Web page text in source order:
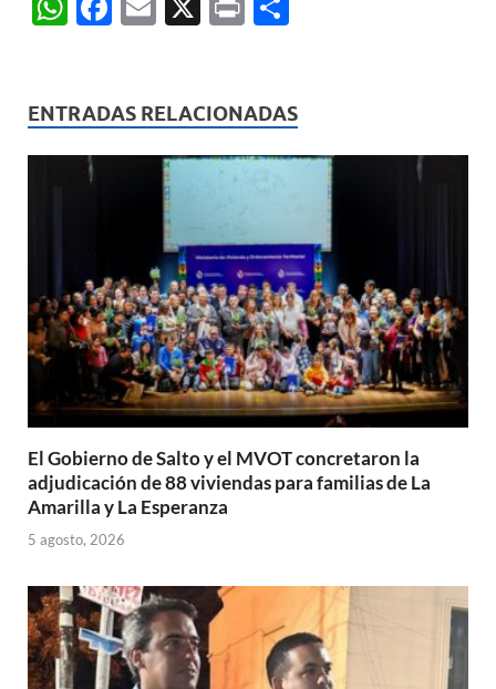
s
A
b
o
p
ar
ENTRADAS RELACIONADAS
El Gobierno de Salto y el MVOT concretaron la
adjudicación de 88 viviendas para familias de La
Amarilla y La Esperanza
5 agosto, 2026